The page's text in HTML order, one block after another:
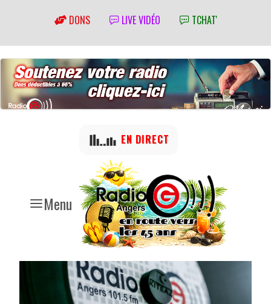
DONS LIVE VIDÉO TCHAT'
Menu
EN DIRECT